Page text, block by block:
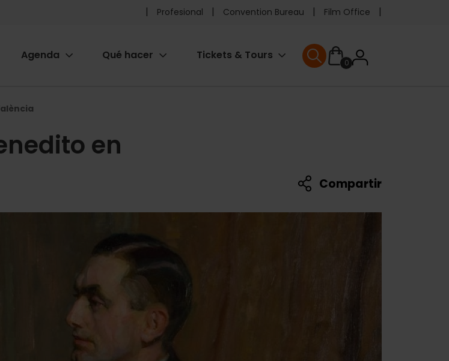
Pre
header
Profesional Convention Bureau Film Office
Agenda Qué hacer Tickets & Tours
0User
User menu
en
Compartir